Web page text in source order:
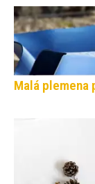
Malá plemena